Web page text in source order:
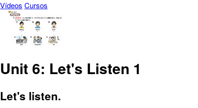
Vídeos Cursos
Unit 6: Let's Listen 1
Let's listen.